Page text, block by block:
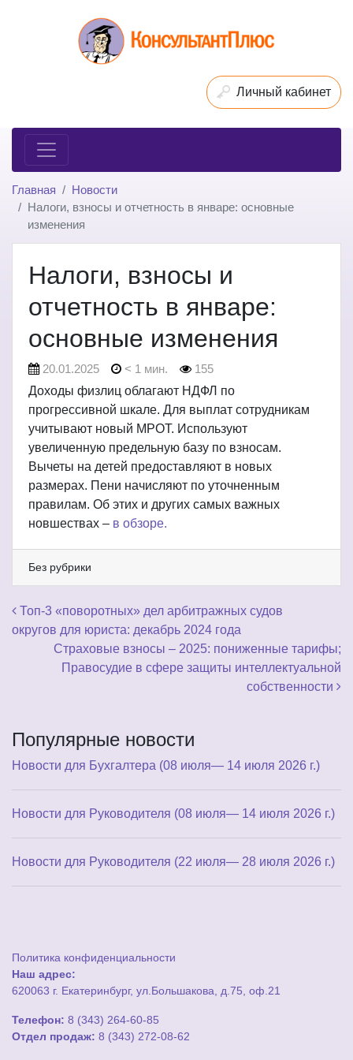
Личный кабинет
Главная
Новости
Налоги, взносы и отчетность в январе: основные
изменения
Налоги, взносы и
отчетность в январе:
основные изменения
20.01.2025 < 1 мин.
155
Доходы физлиц облагают НДФЛ по
прогрессивной шкале. Для выплат сотрудникам
учитывают новый МРОТ. Используют
увеличенную предельную базу по взносам.
Вычеты на детей предоставляют в новых
размерах. Пени начисляют по уточненным
правилам. Об этих и других самых важных
новшествах – в обзоре.
Без рубрики
Навигация по записям
Топ-3 «поворотных» дел арбитражных судов
округов для юриста: декабрь 2024 года
Страховые взносы – 2025: пониженные тарифы;
Правосудие в сфере защиты интеллектуальной
собственности
Популярные новости
Новости для Бухгалтера (08 июля— 14 июля 2026 г.)
Новости для Руководителя (08 июля— 14 июля 2026 г.)
Новости для Руководителя (22 июля— 28 июля 2026 г.)
Политика конфиденциальности
Наш адрес:
620063 г. Екатеринбург, ул.Большакова, д.75, оф.21
Телефон: 8 (343) 264-60-85
Отдел продаж: 8 (343) 272-08-62